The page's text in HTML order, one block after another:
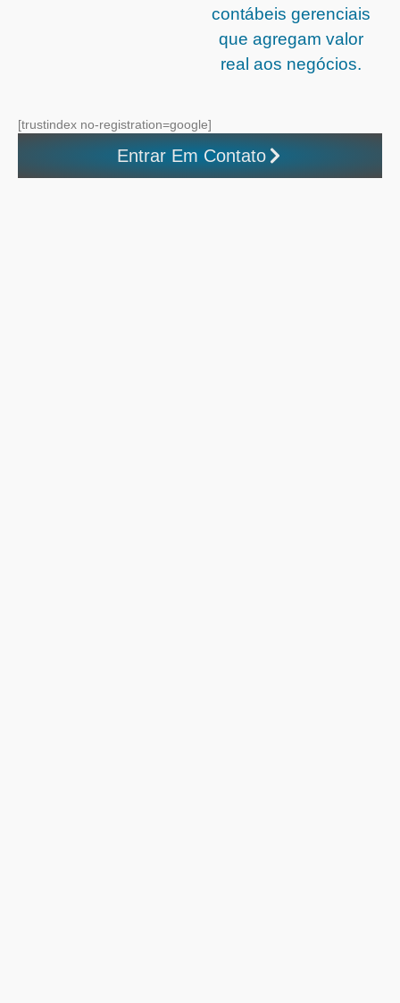
contábeis gerenciais
que agregam valor
real aos negócios.
[trustindex no-registration=google]
Entrar Em Contato